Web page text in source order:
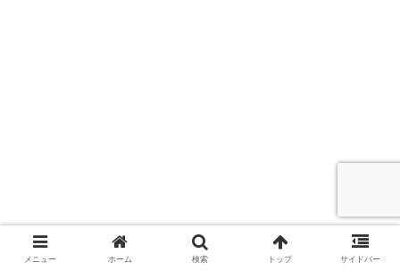
メニュー ホーム 検索 トップ サイドバー